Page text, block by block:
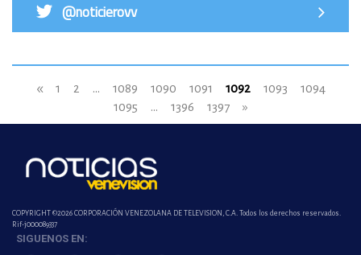
@noticierovv
« 1 2 ... 1089 1090 1091 1092 1093
1094
1095
... 1396 1397 »
COPYRIGHT ©2026 CORPORACIÓN VENEZOLANA DE TELEVISION, C.A. Todos los derechos reservados.
Rif-j000089337
SIGUENOS EN: